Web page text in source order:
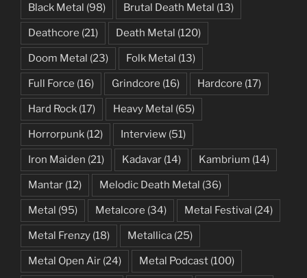
Black Metal (98) Brutal Death Metal (13)
Deathcore (21) Death Metal (120)
Doom Metal (23) Folk Metal (13)
Full Force (16) Grindcore (16) Hardcore (17)
Hard Rock (17) Heavy Metal (65)
Horrorpunk (12) Interview (51)
Iron Maiden (21) Kadavar (14) Kambrium (14)
Mantar (12) Melodic Death Metal (36)
Metal (95) Metalcore (34) Metal Festival (24)
Metal Frenzy (18) Metallica (25)
Metal Open Air (24) Metal Podcast (100)